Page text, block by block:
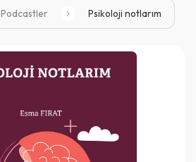
Podcastler Psikoloji notlarım